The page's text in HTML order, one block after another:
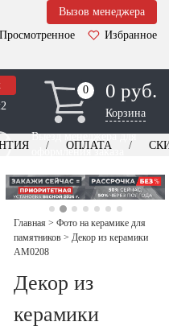
Вызов менеджера
Просмотренное
Избранное
0
0 0 руб.
Корзина
Выезд менеджера для
оформления заказа
ОПЛАТА
Главная > Фото на керамике для
памятников > Декор из керамики
AM0208
Декор из
керамики